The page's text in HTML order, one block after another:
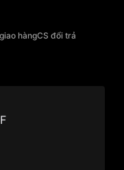
hàngCS đổi trả